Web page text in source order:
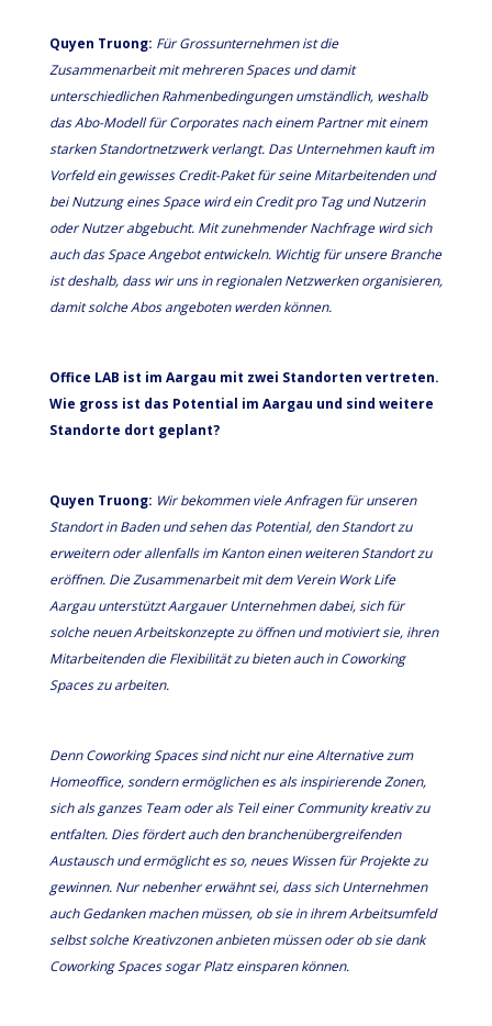
Quyen Truong: Für Grossunternehmen ist die
Zusammenarbeit mit mehreren Spaces und damit
unterschiedlichen Rahmenbedingungen umständlich, weshalb
das Abo-Modell für Corporates nach einem Partner mit einem
starken Standortnetzwerk verlangt. Das Unternehmen kauft im
Vorfeld ein gewisses Credit-Paket für seine Mitarbeitenden und
bei Nutzung eines Space wird ein Credit pro Tag und Nutzerin
oder Nutzer abgebucht. Mit zunehmender Nachfrage wird sich
auch das Space Angebot entwickeln. Wichtig für unsere Branche
ist deshalb, dass wir uns in regionalen Netzwerken organisieren,
damit solche Abos angeboten werden können.
Office LAB ist im Aargau mit zwei Standorten vertreten.
Wie gross ist das Potential im Aargau und sind weitere
Standorte dort geplant?
Quyen Truong: Wir bekommen viele Anfragen für unseren
Standort in Baden und sehen das Potential, den Standort zu
erweitern oder allenfalls im Kanton einen weiteren Standort zu
eröffnen. Die Zusammenarbeit mit dem Verein Work Life
Aargau unterstützt Aargauer Unternehmen dabei, sich für
solche neuen Arbeitskonzepte zu öffnen und motiviert sie, ihren
Mitarbeitenden die Flexibilität zu bieten auch in Coworking
Spaces zu arbeiten.
Denn Coworking Spaces sind nicht nur eine Alternative zum
Homeoffice, sondern ermöglichen es als inspirierende Zonen,
sich als ganzes Team oder als Teil einer Community kreativ zu
entfalten. Dies fördert auch den branchenübergreifenden
Austausch und ermöglicht es so, neues Wissen für Projekte zu
gewinnen. Nur nebenher erwähnt sei, dass sich Unternehmen
auch Gedanken machen müssen, ob sie in ihrem Arbeitsumfeld
selbst solche Kreativzonen anbieten müssen oder ob sie dank
Coworking Spaces sogar Platz einsparen können.